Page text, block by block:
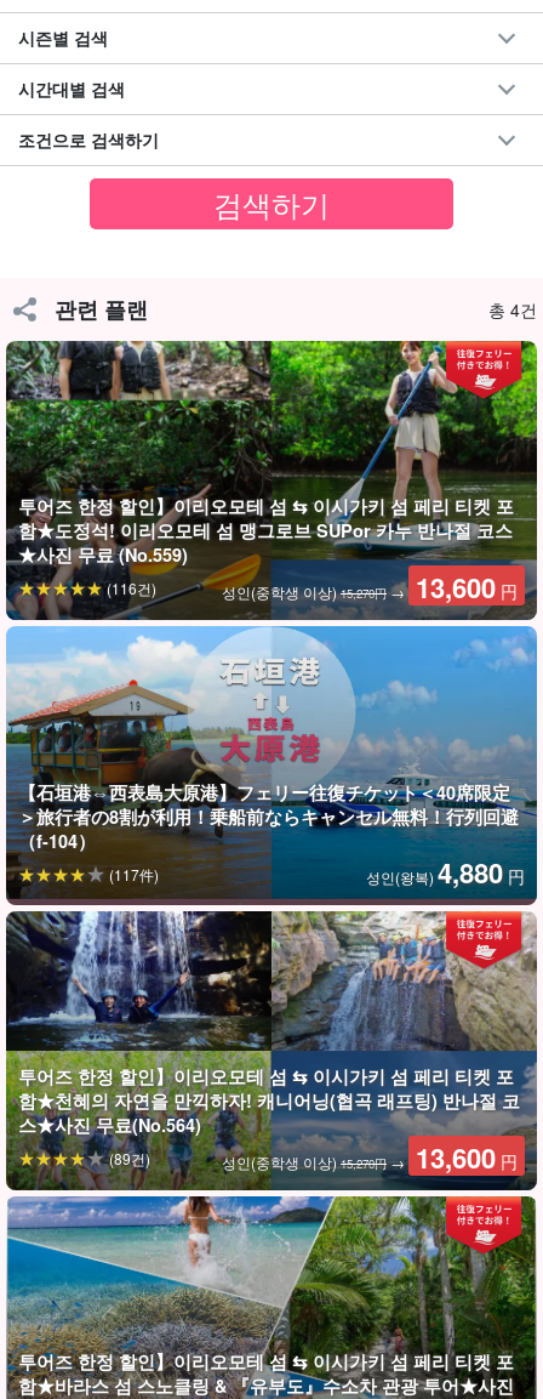
일본 최대의 맹그로브 유역 면적을 자랑하는 큰 강으로 유람선이나
카약을 타고 올라갈 수 있어 액티비티 장소로도 인기가 높다.
하구 부근의 강폭은 200m가 넘고, 나카마 다리 위에서 바라보는 웅
장한 강과 맹그로브의 풍경은 각별하다. 강 양안에는 약 300헥타르
에 걸쳐 맹그로브 숲이 펼쳐져 있는데, 그 규모는 일본 최대 규모이
며 국가 천연기념물로 지정되어 있다.
간조 시간대에는 갯벌에 상륙하여 미나미 도미 도미, 미나미 코메츠
키 게 등 이리오모테 섬에서만 볼 수 있는 생물을 찾아보자!
어린이와 초보자도 환영한다!
가이드의 완벽한 지원으로 안심 안전☆!
패들링 강의와 카약 조종법 등을 설명한 후, 본격적으로 맹그로브 강
으로 향한다.
천천히 익숙해지면서 일면 맹그로브의 지류를 목표로 하지만 목적
지는 정해져 있지 않으므로 고객의 페이스에 맞춰 즐길 수 있습니다.
시즌별 검색
시간대별 검색
조건으로 검색하기
관련 플랜 총 4건
투어즈 한정 할인】이리오모테 섬 ⇆ 이시가키 섬 페리 티켓 포
함★도정석! 이리오모테 섬 맹그로브 SUPor 카누 반나절 코스
★사진 무료 (No.559)
성인(중학생 이상)15,270円→ 13,600 円
(116건)
【石垣港⇔西表島大原港】フェリー往復チケット＜40席限定
＞旅行者の8割が利用！乗船前ならキャンセル無料！行列回避
（f-104）
성인(왕복) 4,880 円
(117件)
투어즈 한정 할인】이리오모테 섬 ⇆ 이시가키 섬 페리 티켓 포
함★천혜의 자연을 만끽하자! 캐니어닝(협곡 래프팅) 반나절 코
스★사진 무료(No.564)
성인(중학생 이상) 15,270円→ 13,600 円
(89건)
투어즈 한정 할인】이리오모테 섬 ⇆ 이시가키 섬 페리 티켓 포
함★바라스 섬 스노클링 & 『유부도』수소차 관광 투어★사진